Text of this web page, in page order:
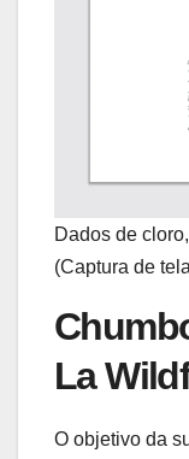
Dados de
(Captura de
La
O objetivo da